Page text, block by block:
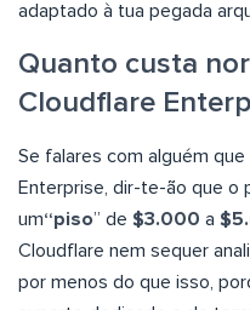
adaptado à tua pegada
Quanto custa
Cloudflare
Se falares com alguém
Enterprise, dir-te-ão que o
um“piso” de $3.000 a
Cloudflare nem sequer
por menos do que isso,